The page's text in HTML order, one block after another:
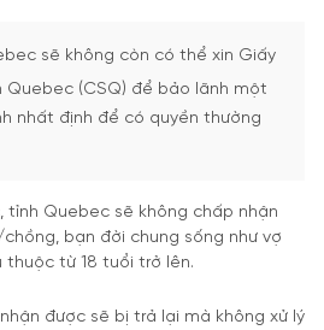
sẽ không còn có thể xin Giấy
Quebec (CSQ) để bảo lãnh một
nhất định để có quyền thường
tỉnh Quebec sẽ không chấp nhận
bạn đời chung sống như vợ
thuộc từ 18 tuổi trở lên.
được sẽ bị trả lại mà không xử lý